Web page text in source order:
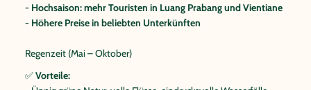
- Hochsaison: mehr Touristen in Luang Prabang und Vientiane
- Höhere Preise in beliebten Unterkünften
Regenzeit (Mai – Oktober)
✅Vorteile: